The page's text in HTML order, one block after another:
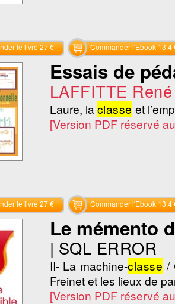
le livre 27 € Commander l'Ebook 13.4
Essais de
LAFFITTE René
Laure, laclasse et
[Version PDF réservé
le livre 27 € Commander l'Ebook 13.4
Le mémento
| SQL ERROR
II- La machine-classe /
Freinet et les lieux de
[Version PDF réservé